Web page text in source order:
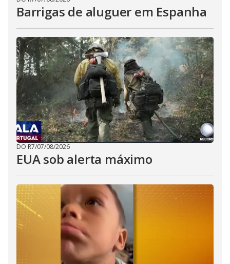
Barrigas de aluguer em Espanha
DO R7/07/08/2026
EUA sob alerta máximo